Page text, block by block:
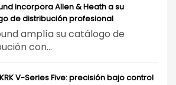
incorpora Allen & Heath a su
de distribución profesional
amplía su catálogo de
con...
V-Series Five: precisión bajo control